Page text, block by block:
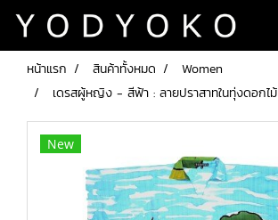
หน้าแรก สินค้าทั้งหมด
Women
เดรสผู้หญิง - สีฟ้า : ลายปราสาทในทุ่งดอกไม้
New